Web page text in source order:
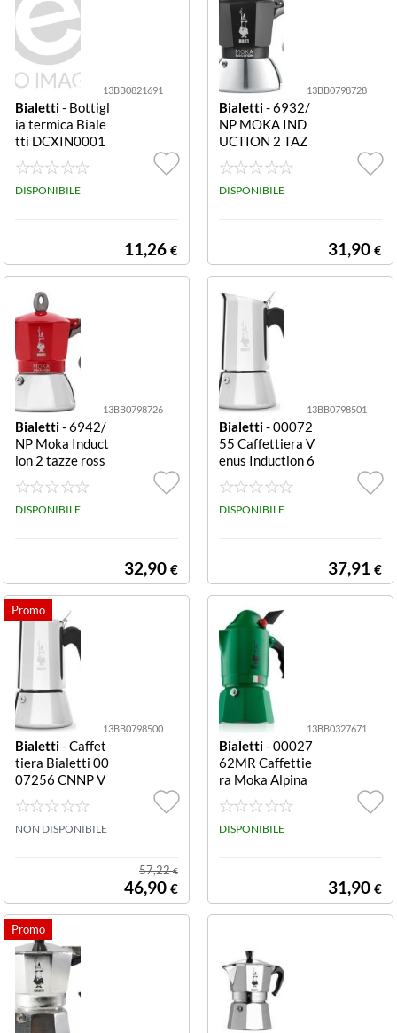
13BB0821691
Bialetti- Bottigl
ia termica Biale
tti DCXIN0001
3 Giallo
DISPONIBILE
11,26 €
13BB0798728
Bialetti- 6932/
NP MOKA IND
UCTION 2 TAZ
ZE NERO
DISPONIBILE
31,90 €
13BB0798726
Bialetti- 6942/
NP Moka Induct
ion 2 tazze ross
o Caffettiera Bi
aletti 0006942
NP MOKA IND
DISPONIBILE
32,90 €
13BB0798501
Bialetti- 00072
55 Caffettiera V
enus Induction 6
tazze Caffettier
a Bialetti 0007
255 CNNP VEN
DISPONIBILE
37,91 €
13BB0798500
Bialetti- Caffet
tiera Bialetti 00
07256 CNNP V
ENUS INDUCTI
ON Cromo lucid
o
NON DISPONIBILE
57,22€
46,90 €
13BB0327671
Bialetti- 00027
62MR Caffettie
ra Moka Alpina
3 Tazze Verde C
affettiera Bialet
ti 0002762MR
DISPONIBILE
31,90 €